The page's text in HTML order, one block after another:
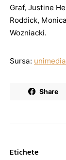
Graf, Justine
Roddick,
Wozniacki.
Sursa:
Share
Etichete